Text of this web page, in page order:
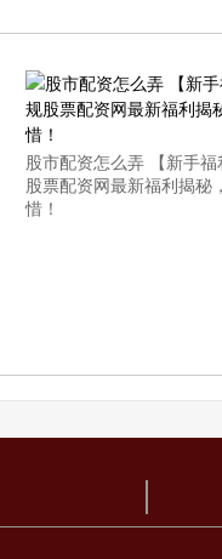
股市配资怎么弄 【新手
股票配资网最新福利揭秘
惜！